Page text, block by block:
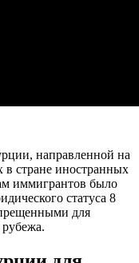
направленной на
стране иностранных
иммигрантов было
статуса 8
для